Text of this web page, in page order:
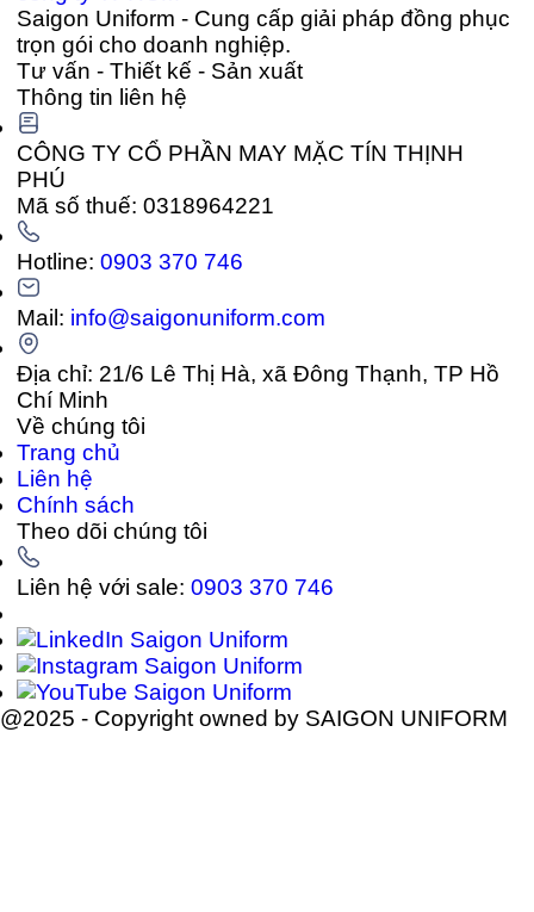
Saigon Uniform - Cung cấp giải pháp đồng phục
trọn gói cho doanh nghiệp.
Tư vấn - Thiết kế - Sản xuất
Thông tin liên hệ
CÔNG TY CỔ PHẦN MAY MẶC TÍN THỊNH
PHÚ
Mã số thuế: 0318964221
Hotline:0903 370 746
Mail: info@saigonuniform.com
Địa chỉ: 21/6 Lê Thị Hà, xã Đông Thạnh, TP Hồ
Chí Minh
Về chúng tôi
Trang chủ
Liên hệ
Chính sách
Theo dõi chúng tôi
Liên hệ với sale:0903 370 746
@2025 - Copyright owned by SAIGON UNIFORM